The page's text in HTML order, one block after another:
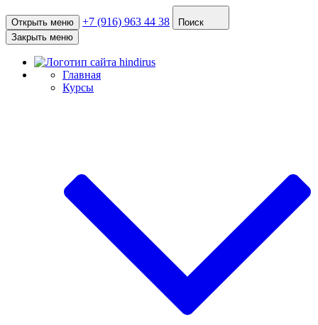
Открыть меню +7 (916) 963 44 38
Поиск
Закрыть меню
Главная
Курсы